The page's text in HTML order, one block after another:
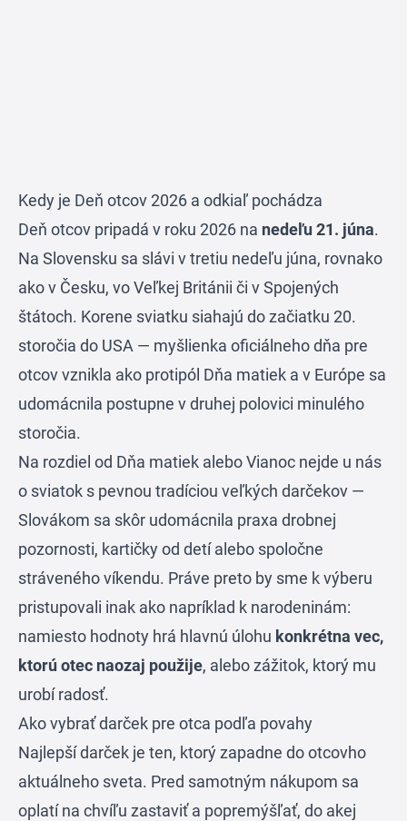
Kedy je Deň otcov 2026 a odkiaľ pochádza
Deň otcov pripadá v roku 2026 na nedeľu 21. júna.
Na Slovensku sa slávi v tretiu nedeľu júna, rovnako
ako v Česku, vo Veľkej Británii či v Spojených
štátoch. Korene sviatku siahajú do začiatku 20.
storočia do USA — myšlienka oficiálneho dňa pre
otcov vznikla ako protipól Dňa matiek a v Európe sa
udomácnila postupne v druhej polovici minulého
storočia.
Na rozdiel od Dňa matiek alebo Vianoc nejde u nás
o sviatok s pevnou tradíciou veľkých darčekov —
Slovákom sa skôr udomácnila praxa drobnej
pozornosti, kartičky od detí alebo spoločne
stráveného víkendu. Práve preto by sme k výberu
pristupovali inak ako napríklad k narodeninám:
namiesto hodnoty hrá hlavnú úlohu konkrétna vec,
ktorú otec naozaj použije, alebo zážitok, ktorý mu
urobí radosť.
Ako vybrať darček pre otca podľa povahy
Najlepší darček je ten, ktorý zapadne do otcovho
aktuálneho sveta. Pred samotným nákupom sa
oplatí na chvíľu zastaviť a popremýšľať, do akej